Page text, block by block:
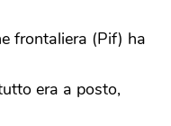
frontaliera (Pif) ha
era a posto,